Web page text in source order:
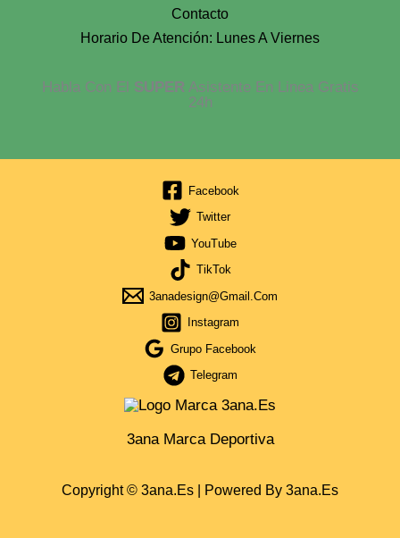
Contacto
Horario De Atención: Lunes A Viernes
Habla Con El SUPERAsistente En Linea Gratis
24h
Facebook
Twitter
YouTube
TikTok
3anadesign@gmail.com
Instagram
Grupo Facebook
Telegram
3ana Marca Deportiva
Copyright © 3ana.es | Powered By 3ana.es